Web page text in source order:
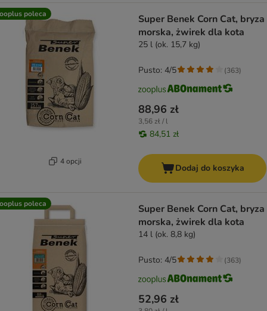
poleca
4 opcji
Super Benek Corn Cat, bryza
morska, żwirek dla kota
25 l (ok. 15,7 kg)
88,96 zł
3,56 zł / l
84,51 zł
Pusto: 4/5 (363)
Dodaj do koszyka
poleca
Super Benek Corn Cat, bryza
morska, żwirek dla kota
14 l (ok. 8,8 kg)
52,96 zł
Pusto: 4/5 (363)